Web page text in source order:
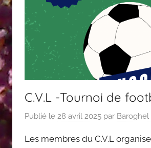
C.V.L -Tournoi de
Publié le 28 avril 2025 par
Les membres du C.V.L